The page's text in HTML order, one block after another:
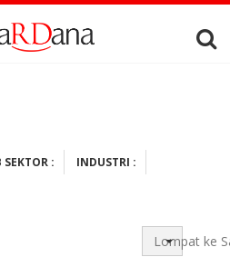
SEKTOR :
INDUSTRI :
Lompat ke